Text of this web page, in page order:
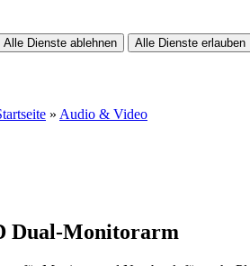
Alle Dienste ablehnen Alle Dienste erlauben
» Audio & Video
Dual-Monitorarm